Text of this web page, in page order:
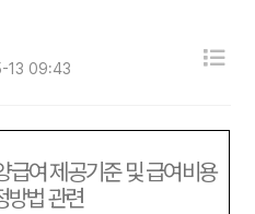
13 09:43
급여 제공기준 및 급여비용
방법 관련